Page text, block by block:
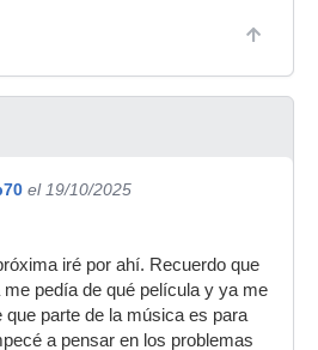
el 19/10/2025
iré por ahí. Recuerdo que
pedía de qué película y ya me
parte de la música es para
a pensar en los problemas